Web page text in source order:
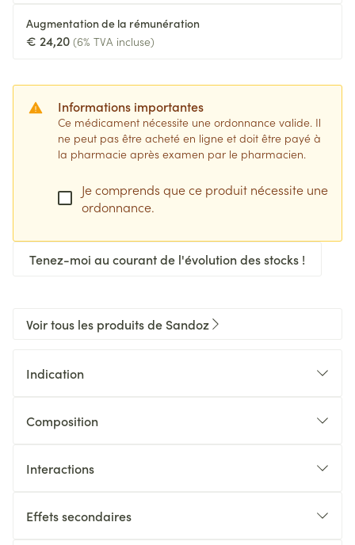
Augmentation de la rémunération
€ 24,20 (6% TVA incluse)
Informations importantes
Ce médicament nécessite une ordonnance valide. Il
ne peut pas être acheté en ligne et doit être payé à
la pharmacie après examen par le pharmacien.
Je comprends que ce produit nécessite une
ordonnance.
Tenez-moi au courant de l'évolution des stocks !
Voir tous les produits de Sandoz
Indication
Composition
Interactions
Effets secondaires